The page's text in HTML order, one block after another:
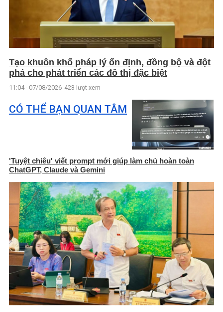
Tạo khuôn khổ pháp lý ổn định, đồng bộ và đột
phá cho phát triển các đô thị đặc biệt
11:04 - 07/08/2026 423 lượt xem
CÓ THỂ BẠN QUAN TÂM
'Tuyệt chiêu' viết prompt mới giúp làm chủ hoàn toàn
ChatGPT, Claude và Gemini